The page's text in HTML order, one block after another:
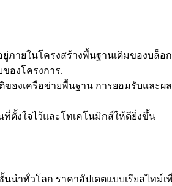
ภายในโครงสร้างพื้นฐานเดิมของบล็
องโครงการ.
งเครือข่ายพื้นฐาน การยอมรับและ
ตั้งใจไว้และโทเคโนมิกส์ให้ดียิ่งขึ้น
นนำทั่วโลก ราคาอัปเดตแบบเรียลไท